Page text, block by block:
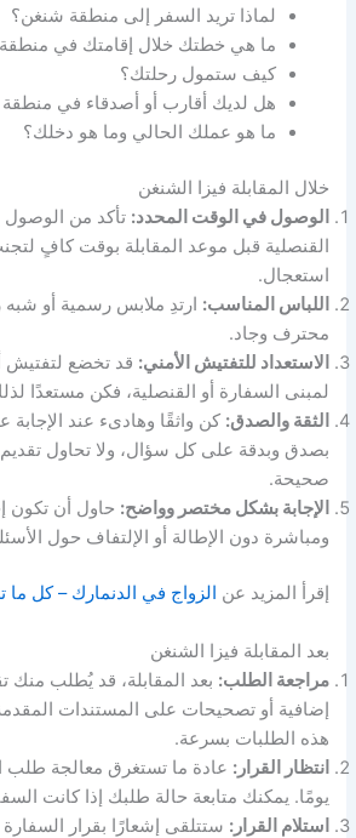
لماذا تريد السفر إلى منطقة شنغن؟
ما هي خطتك خلال إقامتك في
كيف ستمول رحلتك؟
هل لديك أقارب أو أصدقاء في
ما هو عملك الحالي وما هو دخلك؟
خلال المقابلة فيزا الشنغن
الوصول في الوقت المحدد: تأكد من الوصول
القنصلية قبل موعد المقابلة بوقت كافٍ
استعجال.
اللباس المناسب: ارتدِ ملابس رسمية أو
محترف وجاد.
الاستعداد للتفتيش الأمني: قد تخضع لتفتيش
لمبنى السفارة أو القنصلية، فكن مستعدًا
الثقة والصدق: كن واثقًا وهادىء عند
بصدق وبدقة على كل سؤال، ولا تحاول
صحيحة.
الإجابة بشكل مختصر وواضح: حاول أن تكون
ومباشرة دون الإطالة أو الإلتفاف حول
إقرأ المزيد عن الزواج في الدنمارك – كل ما
بعد المقابلة فيزا الشنغن
مراجعة الطلب: بعد المقابلة، قد يُطلب منك
إضافية أو تصحيحات على المستندات
هذه الطلبات بسرعة.
انتظار القرار:
يومًا. يمكنك متابعة حالة طلبك إذا كانت
استلام القرار: ستتلقى إشعارًا بقرار